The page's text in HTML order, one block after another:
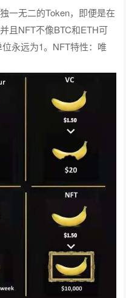
一无二的Token，即便是在
且NFT不像BTC和ETH可
永远为1。NFT特性：唯